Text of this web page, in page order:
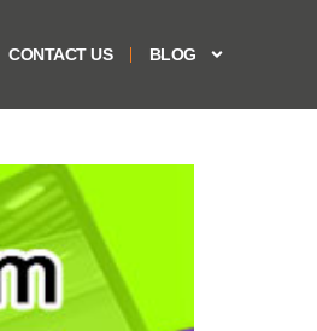
CONTACT US BLOG